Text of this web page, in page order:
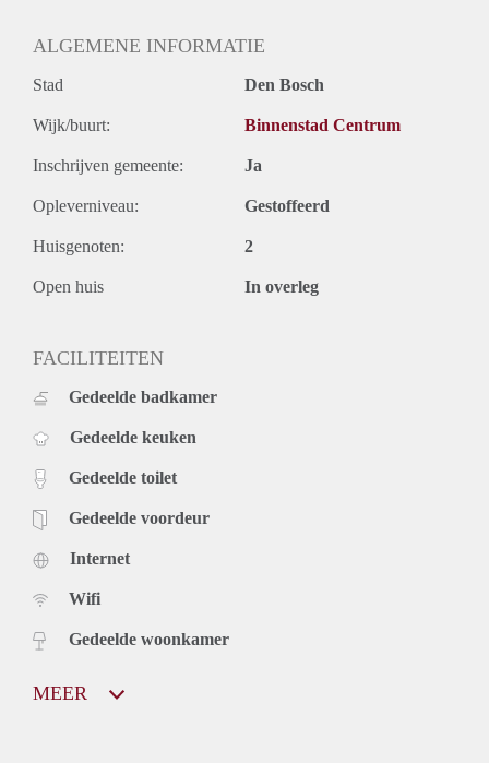
ALGEMENE INFORMATIE
Stad Den Bosch
Wijk/buurt: Binnenstad Centrum
Inschrijven gemeente: Ja
Opleverniveau: Gestoffeerd
Huisgenoten: 2
Open huis In overleg
FACILITEITEN
Gedeelde badkamer
Gedeelde keuken
Gedeelde toilet
Gedeelde voordeur
Internet
Wifi
Gedeelde woonkamer
MEER